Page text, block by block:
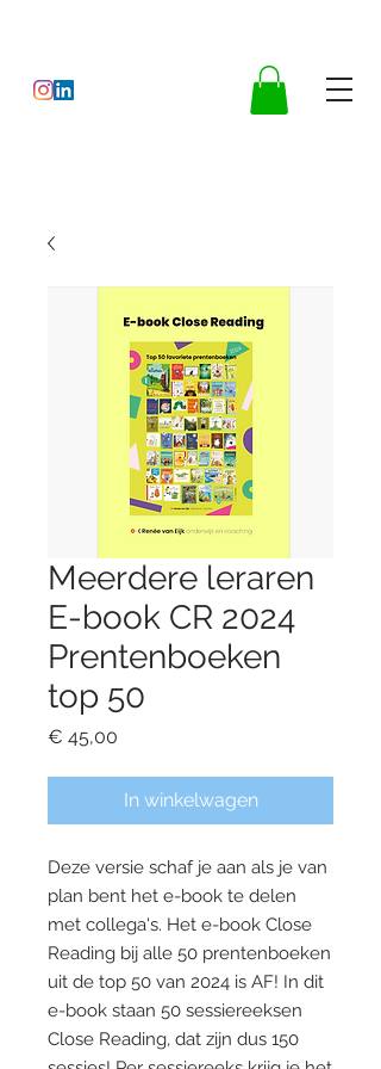
Meerdere leraren
E-book CR 2024
Prentenboeken
top 50
€ 45,00
In winkelwagen
Deze versie schaf je aan als je van
plan bent het e-book te delen
met collega's. Het e-book Close
Reading bij alle 50 prentenboeken
uit de top 50 van 2024 is AF! In dit
e-book staan 50 sessiereeksen
Close Reading, dat zijn dus 150